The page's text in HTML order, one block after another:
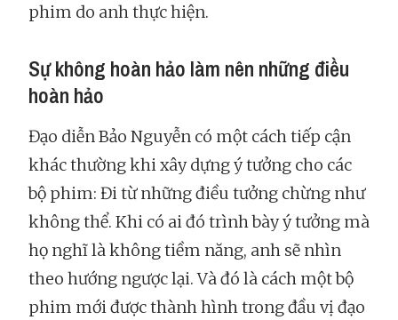
phim do anh thực hiện.
Sự không hoàn hảo làm nên những điều
hoàn hảo
Đạo diễn Bảo Nguyễn có một cách tiếp cận
khác thường khi xây dựng ý tưởng cho các
bộ phim: Đi từ những điều tưởng chừng như
không thể. Khi có ai đó trình bày ý tưởng mà
họ nghĩ là không tiềm năng, anh sẽ nhìn
theo hướng ngược lại. Và đó là cách một bộ
phim mới được thành hình trong đầu vị đạo